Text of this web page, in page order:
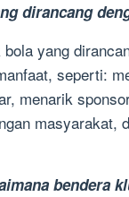
dirancang
yang
seperti:
menarik
masyarakat,
bendera